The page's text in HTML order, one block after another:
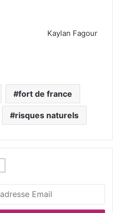
Kaylan Fagour
fort de france
risques naturels